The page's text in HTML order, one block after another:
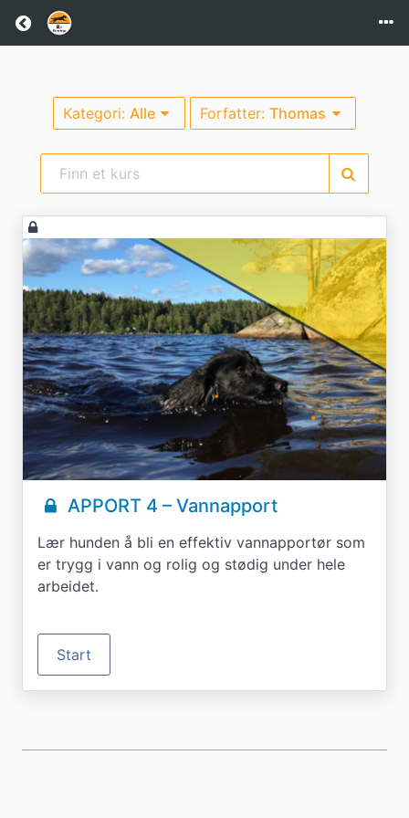
Kategori: Alle Forfatter: Thomas
APPORT 4 – Vannapport
Lær hunden å bli en effektiv vannapportør som
er trygg i vann og rolig og stødig under hele
arbeidet.
Start